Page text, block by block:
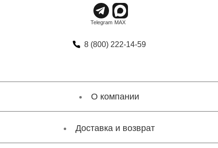
8 (800) 222-14-59
О компании
Доставка и возврат